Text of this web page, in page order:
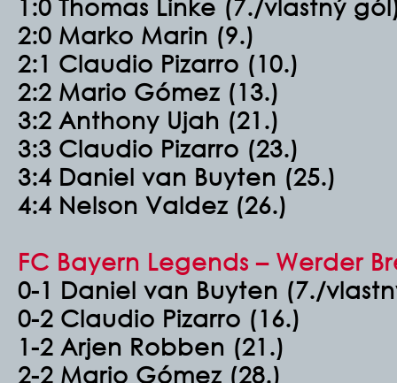
1:0 Thomas Linke (7./vlastný
2:0 Marko Marin (9.)
2:1 Claudio Pizarro (10.)
2:2 Mario Gómez (13.)
3:2 Anthony Ujah (21.)
3:3 Claudio Pizarro (23.)
3:4 Daniel van Buyten (25.)
4:4 Nelson Valdez (26.)
FC Bayern Legends – Werder
0-1 Daniel van Buyten (7./
0-2 Claudio Pizarro (16.)
1-2 Arjen Robben (21.)
2-2 Mario Gómez (28.)